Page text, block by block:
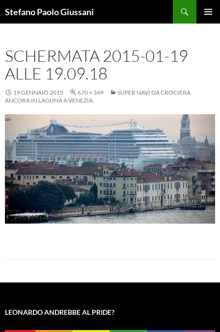
alStefano Paolo Giussani
SCHERMATA 2015-01-19
ALLE 19.09.18
19 GENNAIO 2015 670 × 349
SUPER NAVI DA CROCIERA
ANCORA IN LAGUNA A VENEZIA.
LEONARDO ANDREBBE AL PRIDE?